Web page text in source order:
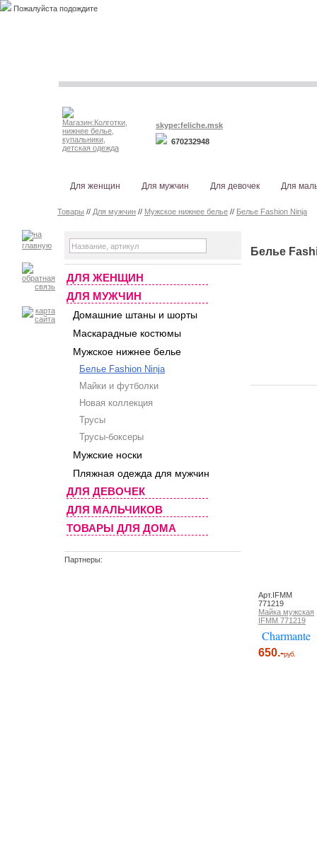
Пожалуйста подождите
skype:feliche.msk
670232948
Для женщин Для мужчин Для девочек Для
Товары // Для мужчин // Мужское нижнее белье // Белье Fashion Ninja
ДЛЯ ЖЕНЩИН
ДЛЯ МУЖЧИН
Домашние штаны и шорты
Маскарадные костюмы
Мужское нижнее белье
Белье Fashion Ninja
Майки и футболки
Новая коллекция
Трусы
Трусы-боксеры
Мужские носки
Пляжная одежда для мужчин
ДЛЯ ДЕВОЧЕК
ДЛЯ МАЛЬЧИКОВ
ТОВАРЫ ДЛЯ ДОМА
Партнеры:
Белье
Арт.IFMM
771219
Майка мужская
IFMM 771219
Charmante
650.-руб.